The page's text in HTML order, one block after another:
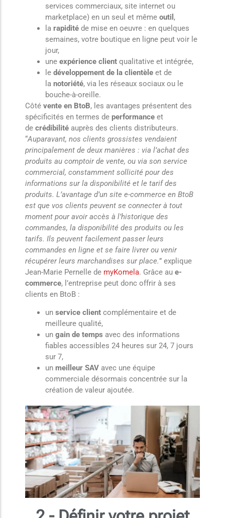
services commerciaux, site internet ou
marketplace) en un seul et même outil ,
la rapidité de mise en oeuvre : en quelques
semaines, votre boutique en ligne peut voir le
jour,
une expérience client qualitative et intégrée,
le développement de la clientèle et de
la notoriété, via les réseaux sociaux ou le
bouche-à-oreille.
Côté vente en BtoB, les avantages présentent des
spécificités en termes de performance et
de crédibilité auprès des clients distributeurs.
“Auparavant, nos clients grossistes vendaient
principalement de deux manières : via l’achat des
produits au comptoir de vente, ou via son service
commercial, constamment sollicité pour des
informations sur la disponibilité et le tarif des
produits. L’avantage d’un site e-commerce en BtoB
est que vos clients peuvent se connecter à tout
moment pour avoir accès à l’historique des
commandes, la disponibilité des produits ou les
tarifs. Ils peuvent facilement passer leurs
commandes en ligne et se faire livrer ou venir
récupérer leurs marchandises sur place.” explique
Jean-Marie Pernelle de myKomela. Grâce au e-
commerce, l’entreprise peut donc offrir à ses
clients en BtoB :
un service client complémentaire et de
meilleure qualité,
un gain de temps avec des informations
fiables accessibles 24 heures sur 24, 7 jours
sur 7,
un meilleur SAV avec une équipe
commerciale désormais concentrée sur la
création de valeur ajoutée.